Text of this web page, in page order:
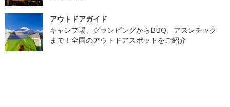
アウトドアガイド
キャンプ場、グランピングからBBQ、アスレチック
まで！全国のアウトドアスポットをご紹介